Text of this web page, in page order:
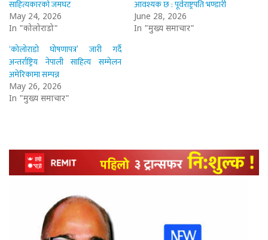
साहित्यकारको जमघट
May 24, 2026
In "कोलोराडो"
आवश्यक छ : पूर्वराष्ट्रपति भण्डारी
June 28, 2026
In "मुख्य समाचार"
‘कोलोराडो घोषणापत्र’ जारी गर्दै
अन्तर्राष्ट्रिय नेपाली साहित्य सम्मेलन
अमेरिकामा सम्पन्न
May 26, 2026
In "मुख्य समाचार"